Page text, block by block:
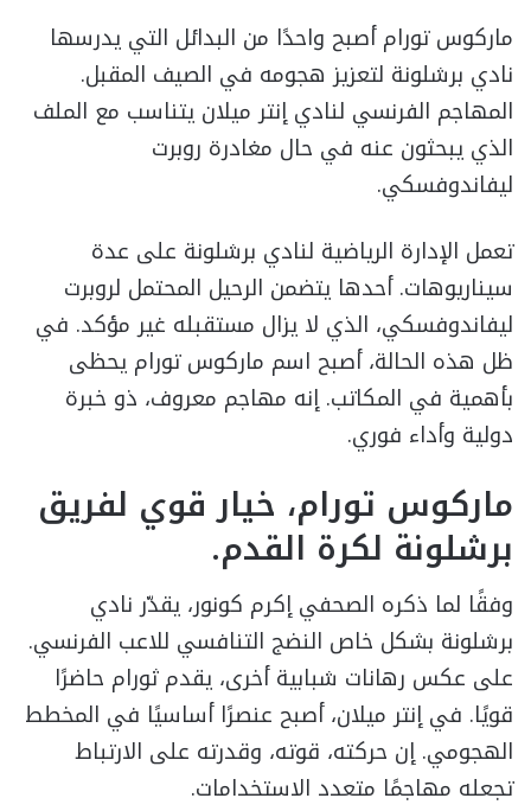
ماركوس تورام أصبح واحدًا من البدائل التي يدرسها
نادي برشلونة لتعزيز هجومه في الصيف المقبل.
المهاجم الفرنسي لنادي إنتر ميلان يتناسب مع الملف
الذي يبحثون عنه في حال مغادرة روبرت
ليفاندوفسكي.
تعمل الإدارة الرياضية لنادي برشلونة على عدة
سيناريوهات. أحدها يتضمن الرحيل المحتمل لروبرت
ليفاندوفسكي، الذي لا يزال مستقبله غير مؤكد. في
ظل هذه الحالة، أصبح اسم ماركوس تورام يحظى
بأهمية في المكاتب. إنه مهاجم معروف، ذو خبرة
دولية وأداء فوري.
ماركوس تورام، خيار قوي لفريق
برشلونة لكرة القدم.
وفقًا لما ذكره الصحفي إكرم كونور، يقدّر نادي
برشلونة بشكل خاص النضج التنافسي للاعب الفرنسي.
على عكس رهانات شبابية أخرى، يقدم ثورام حاضرًا
قويًا. في إنتر ميلان، أصبح عنصرًا أساسيًا في المخطط
الهجومي. إن حركته، قوته، وقدرته على الارتباط
تجعله مهاجمًا متعدد الاستخدامات.